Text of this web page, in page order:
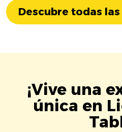
Descubre todas
¡Vive una
única en